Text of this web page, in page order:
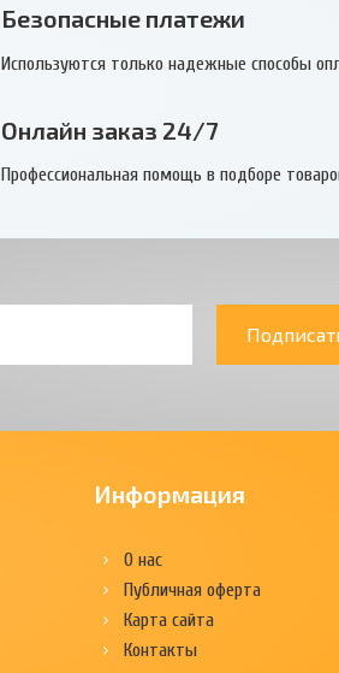
Безопасные платежи
Используются только надежные способы
Онлайн заказ 24/7
Профессиональная помощь в подборе
Информация
О нас
Публичная оферта
Карта сайта
Контакты